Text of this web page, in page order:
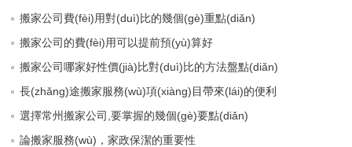
搬家公司費(fèi)用對(duì)比的幾個(gè)重點(diǎn)
搬家公司的費(fèi)用可以提前預(yù)算好
搬家公司哪家好性價(jià)比對(duì)比的方法盤點(diǎn)
長(zhǎng)途搬家服務(wù)項(xiàng)目帶來(lái)的便利
選擇常州搬家公司,要掌握的幾個(gè)要點(diǎn)
論搬家服務(wù)，家政保潔的重要性